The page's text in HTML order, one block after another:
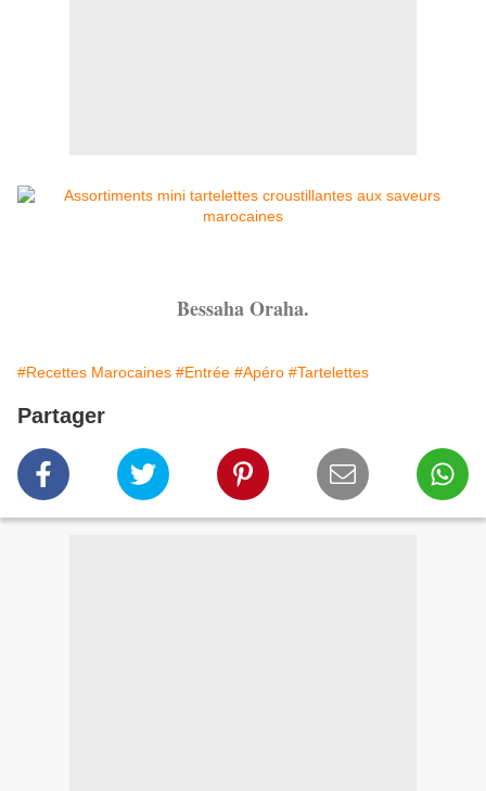
Bessaha Oraha.
#Recettes Marocaines #Entrée #Apéro #Tartelettes
Partager